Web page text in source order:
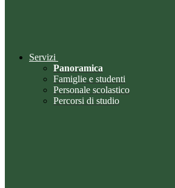
Servizi
Panoramica
Famiglie e studenti
Personale scolastico
Percorsi di studio